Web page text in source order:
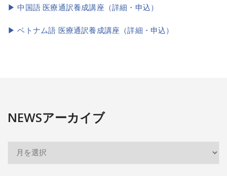
▶ 中国語 医療通訳養成講座（詳細・申込）
▶ ベトナム語 医療通訳養成講座（詳細・申込）
NEWSアーカイブ